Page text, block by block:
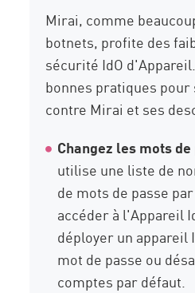
Mirai, comme
botnets, profite des
sécurité IdO
bonnes pratiques
contre Mirai et ses
Changez les mots de
utilise une liste de
de mots de passe
accéder à l'Appareil
déployer un appareil
mot de passe ou
comptes par défaut.